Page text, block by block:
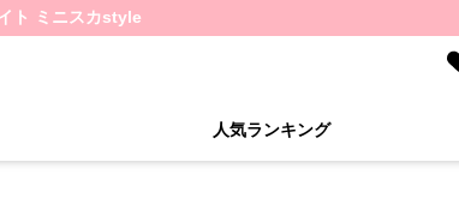
ト ミニスカstyle
人気ランキング